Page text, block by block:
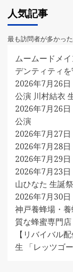
人気記事
最も訪問者が多かっ
ムームードメ
デンティティを
2026年7月26日
公演 川村結衣
2026年7月26日
公演
2026年7月27
2026年7月28
2026年7月29
2026年7月23
山ひなた 生誕祭
2026年7月30
神戸養蜂場・
質な蜂蜜専門
【リバイバル
生 「レッツゴ